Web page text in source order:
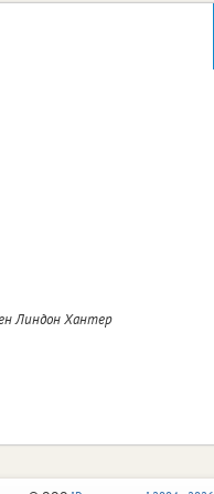
Линдон Хантер